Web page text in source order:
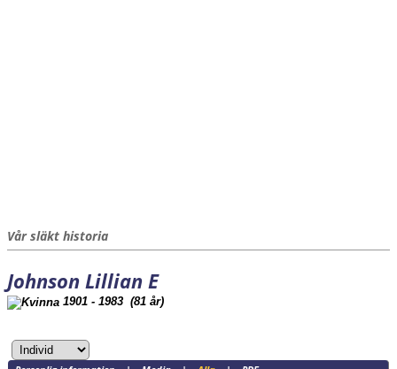
Vår släkt historia
Johnson Lillian E
1901 - 1983 (81 år)